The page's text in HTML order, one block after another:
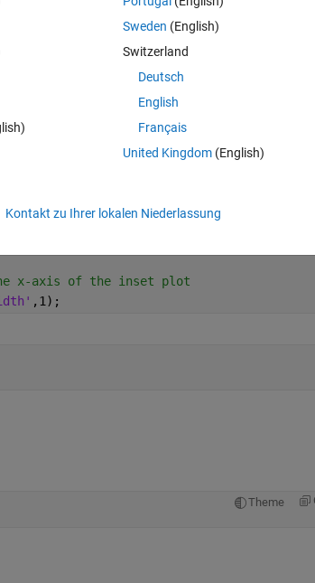
x-axis of the inset plot
,1);
Theme
Sweden (English)
Switzerland
Deutsch
English
Français
United Kingdom(English)
Kontakt zu Ihrer lokalen Niederlassung